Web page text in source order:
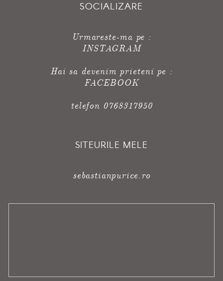
SOCIALIZARE
Urmareste-ma pe :
INSTAGRAM
Hai sa devenim prieteni pe :
FACEBOOK
telefon 0768317950
SITEURILE MELE
sebastianpurice.ro